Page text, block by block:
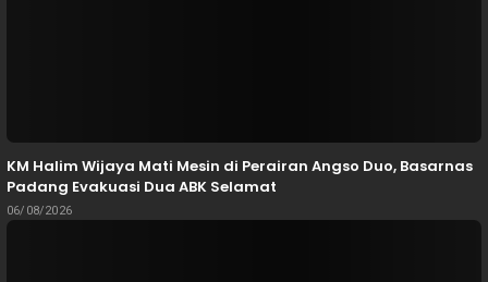
KM Halim Wijaya Mati Mesin di Perairan Angso Duo, Basarnas
Padang Evakuasi Dua ABK Selamat
06/08/2026